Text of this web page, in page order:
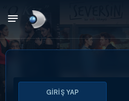
Arama
GİRİŞ YAP